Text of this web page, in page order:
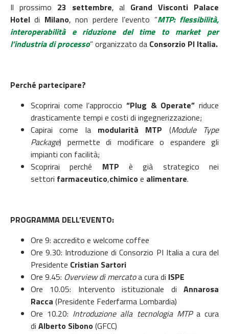
Il prossimo 23 settembre, al Grand Visconti Palace
Hotel di Milano, non perdere l’evento “MTP: flessibilità,
interoperabilità e riduzione del time to market per
l’industria di processo” organizzato da Consorzio PI Italia.
Perché partecipare?
Scoprirai come l’approccio “Plug & Operate” riduce
drasticamente tempi e costi di ingegnerizzazione;
Capirai come la modularità MTP (Module Type
Package) permette di modificare o espandere gli
impianti con facilità;
Scoprirai perché MTPè già strategico nei
settori farmaceutico,chimicoe alimentare.
PROGRAMMA DELL’EVENTO:
Ore 9: accredito e welcome coffee
Ore 9.30: Introduzione di Consorzio PI Italia a cura del
Presidente Cristian Sartori
Ore 9.45: Overview di mercatoa cura di ISPE
Ore 10.05: Intervento istituzionale
di Annarosa
Racca (Presidente Federfarma Lombardia)
Ore 10.20: Introduzione alla tecnologia MTP a cura
di Alberto Sibono(GFCC)